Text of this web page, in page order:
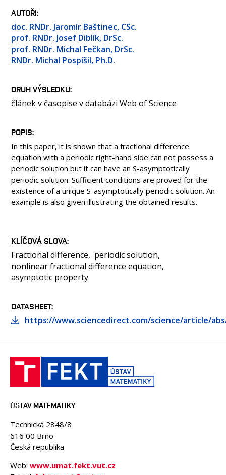
KONFERENCE A SOUTĚŽE
KONTAKT
AUTOŘI
doc. RNDr. Jaromír Baštinec, CSc.
prof. RNDr. Josef Diblík, DrSc.
prof. RNDr. Michal Fečkan, DrSc.
RNDr. Michal Pospíšil, Ph.D.
DRUH VÝSLEDKU
článek v časopise v databázi Web of Science
POPIS
In this paper, it is shown that a fractional difference
equation with a periodic right-hand side can not possess a
periodic solution but it can have an S-asymptotically
periodic solution. Sufficient conditions are proved for the
existence of a unique S-asymptotically periodic solution. An
example is also given illustrating the obtained results.
KLÍČOVÁ SLOVA
Fractional difference
periodic solution
nonlinear fractional difference equation
asymptotic property
DATASHEET
https://www.sciencedirect.com/science/article/abs/
ÚSTAV MATEMATIKY
Technická 2848/8
616 00 Brno
Česká republika
Web: www.umat.fekt.vut.cz